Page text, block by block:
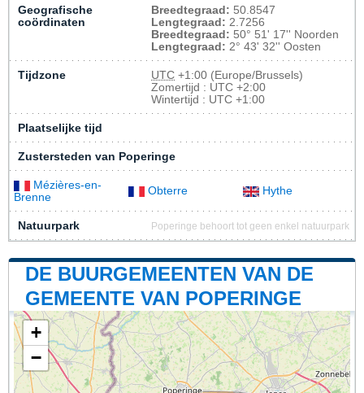
Geografische
coördinaten
Breedtegraad: 50.8547
Lengtegraad: 2.7256
Breedtegraad: 50° 51' 17'' Noorden
Lengtegraad: 2° 43' 32'' Oosten
Tijdzone UTC +1:00 (Europe/Brussels)
Zomertijd : UTC +2:00
Wintertijd : UTC +1:00
Plaatselijke tijd
Zustersteden van Poperinge
Mézières-en-
Brenne
Obterre Hythe
Natuurpark Poperinge behoort tot geen enkel natuurpark
DE BUURGEMEENTEN VAN DE
GEMEENTE VAN POPERINGE
+
−